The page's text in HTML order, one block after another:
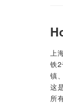
上
铁
镇
这
所